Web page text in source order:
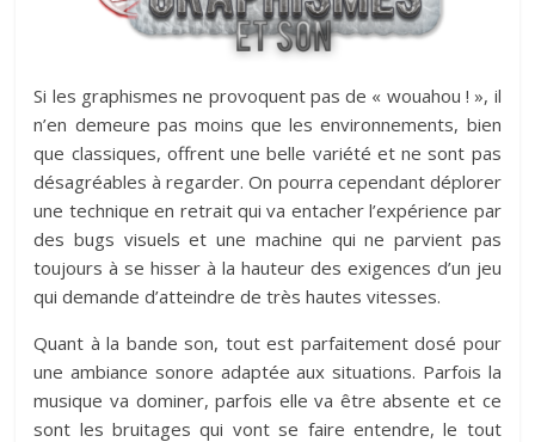
Si les graphismes ne provoquent pas de « wouahou ! », il
n’en demeure pas moins que les environnements, bien
que classiques, offrent une belle variété et ne sont pas
désagréables à regarder. On pourra cependant déplorer
une technique en retrait qui va entacher l’expérience par
des bugs visuels et une machine qui ne parvient pas
toujours à se hisser à la hauteur des exigences d’un jeu
qui demande d’atteindre de très hautes vitesses.
Quant à la bande son, tout est parfaitement dosé pour
une ambiance sonore adaptée aux situations. Parfois la
musique va dominer, parfois elle va être absente et ce
sont les bruitages qui vont se faire entendre, le tout